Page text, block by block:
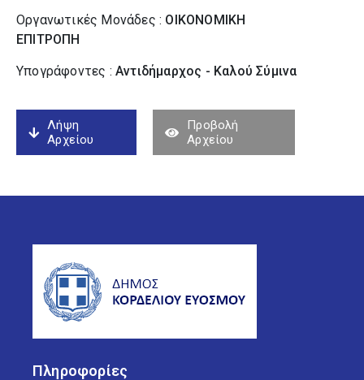
Οργανωτικές Μονάδες : ΟΙΚΟΝΟΜΙΚΗ
ΕΠΙΤΡΟΠΗ
Υπογράφοντες : Αντιδήμαρχος - Καλού Σύµινα
Λήψη
Αρχείου
Προβολή
Αρχείου
Πληροφορίες